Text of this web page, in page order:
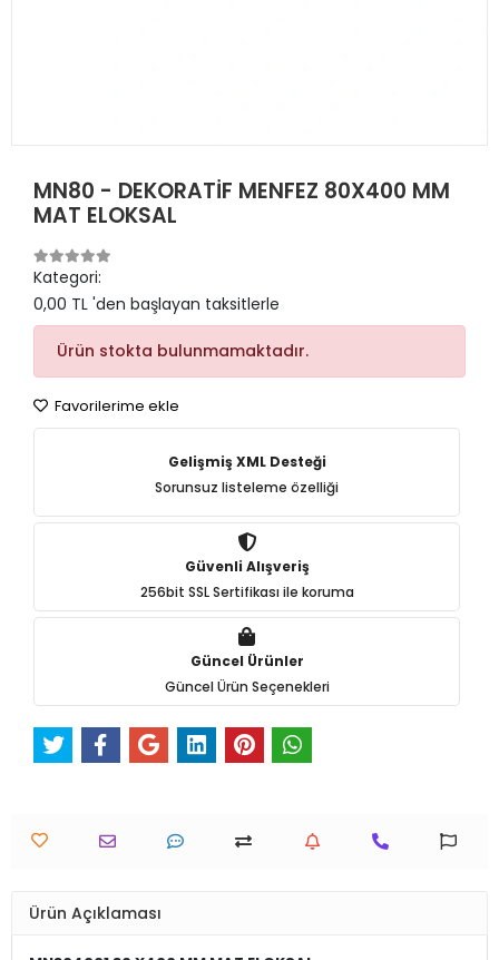
MN80 - DEKORATİF MENFEZ 80X400 MM
MAT ELOKSAL
Kategori:
0,00 TL 'den başlayan taksitlerle
Ürün stokta bulunmamaktadır.
Favorilerime ekle
Gelişmiş XML Desteği
Sorunsuz listeleme özelliği
Güvenli Alışveriş
256bit SSL Sertifikası ile koruma
Güncel Ürünler
Güncel Ürün Seçenekleri
Ürün Açıklaması